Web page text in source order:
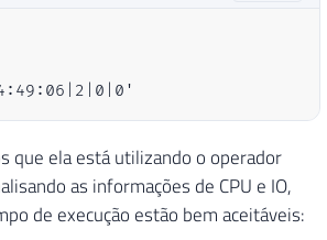
que ela está utilizando o operador
as informações de CPU e IO,
de execução estão bem aceitáveis: